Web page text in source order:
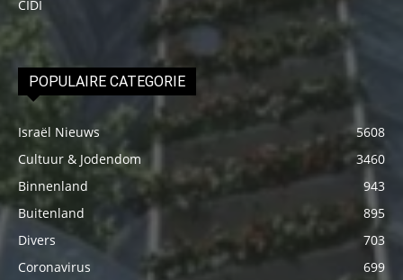
CIDI
POPULAIRE CATEGORIE
Israël Nieuws
5608
Cultuur & Jodendom
3460
Binnenland
943
Buitenland
895
Divers
703
Coronavirus
699